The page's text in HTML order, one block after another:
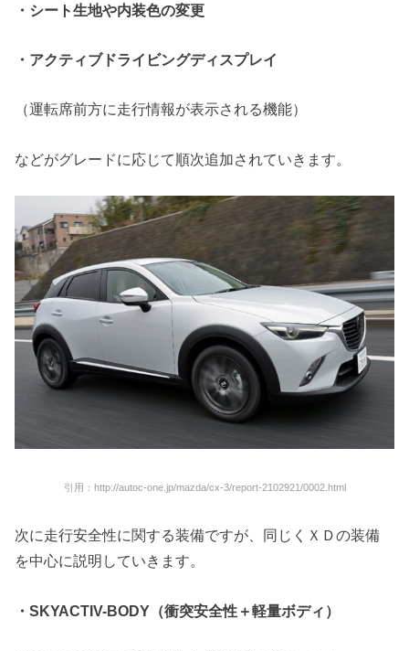
・シート生地や内装色の変更
・アクティブドライビングディスプレイ
（運転席前方に走行情報が表示される機能）
などがグレードに応じて順次追加されていきます。
引用：http://autoc-one.jp/mazda/cx-3/report-2102921/0002.html
次に走行安全性に関する装備ですが、同じくＸＤの装備
を中心に説明していきます。
・SKYACTIV-BODY（衝突安全性＋軽量ボディ）